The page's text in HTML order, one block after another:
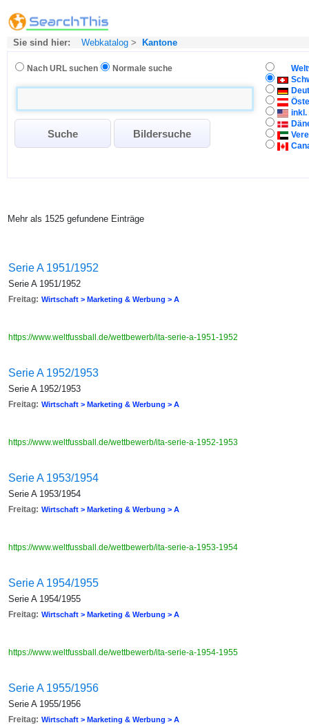
Sie sind hier: Webkatalog > Kantone
Nach URL suchen Normale suche
inkl.
Mehr als 1525 gefundene Einträge
Serie A 1951/1952
Serie A 1951/1952
Freitag: Wirtschaft > Marketing & Werbung > A
https://www.weltfussball.de/wettbewerb/ita-serie-a-1951-1952
Serie A 1952/1953
Serie A 1952/1953
Freitag: Wirtschaft > Marketing & Werbung > A
https://www.weltfussball.de/wettbewerb/ita-serie-a-1952-1953
Serie A 1953/1954
Serie A 1953/1954
Freitag: Wirtschaft > Marketing & Werbung > A
https://www.weltfussball.de/wettbewerb/ita-serie-a-1953-1954
Serie A 1954/1955
Serie A 1954/1955
Freitag: Wirtschaft > Marketing & Werbung > A
https://www.weltfussball.de/wettbewerb/ita-serie-a-1954-1955
Serie A 1955/1956
Serie A 1955/1956
Freitag: Wirtschaft > Marketing & Werbung > A